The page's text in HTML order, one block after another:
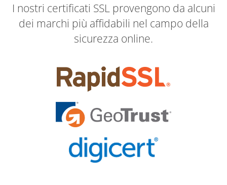
I nostri certificati SSL provengono da alcuni
dei marchi più affidabili nel campo della
sicurezza online.